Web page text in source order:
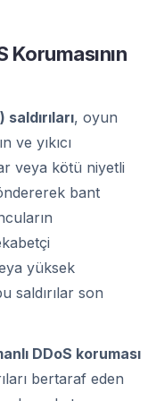
Korumasının
, oyun
ve yıkıcı
veya kötü niyetli
bant
yüksek
saldırılar son
DDoS koruması
bertaraf eden